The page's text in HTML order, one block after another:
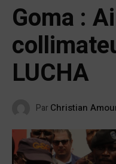
Goma :
LUCHA
Par Christian